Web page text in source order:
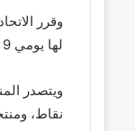
لها يومي 9 و12 من نفس الشهر.
نقاط،